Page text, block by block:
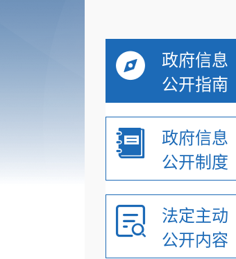
政府信息
公开指南
政府信息
公开制度
法定主动
公开内容